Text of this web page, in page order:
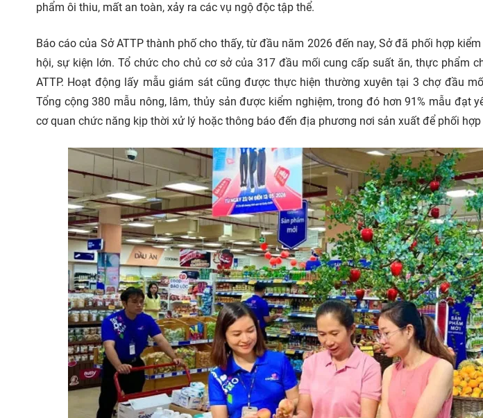
phẩm ôi thiu, mất an toàn, xảy ra các vụ ngộ độc tập thể.
Báo cáo của Sở ATTP thành phố cho thấy, từ đầu năm 2026 đến nay, Sở đã phối hợp
hội, sự kiện lớn. Tổ chức cho chủ cơ sở của 317 đầu mối cung cấp suất ăn, thực phẩm
ATTP. Hoạt động lấy mẫu giám sát cũng được thực hiện thường xuyên tại 3 chợ đầu
Tổng cộng 380 mẫu nông, lâm, thủy sản được kiểm nghiệm, trong đó hơn 91% mẫu đạt
cơ quan chức năng kịp thời xử lý hoặc thông báo đến địa phương nơi sản xuất để phối